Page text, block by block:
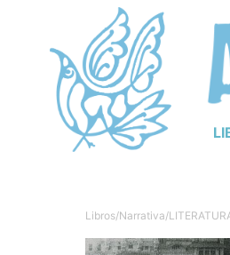
Libros/Narrativa/